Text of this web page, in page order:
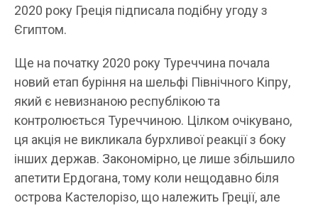
2020 року Греція підписала подібну угоду з
Єгиптом.
Ще на початку 2020 року Туреччина почала
новий етап буріння на шельфі Північного Кіпру,
який є невизнаною республікою та
контролюється Туреччиною. Цілком очікувано,
ця акція не викликала бурхливої реакції з боку
інших держав. Закономірно, це лише збільшило
апетити Ердогана, тому коли нещодавно біля
острова Кастелорізо, що належить Греції, але